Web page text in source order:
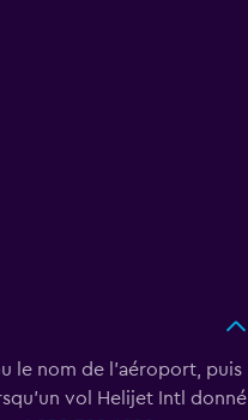
le nom de l'aéroport, puis
vol Helijet Intl donné